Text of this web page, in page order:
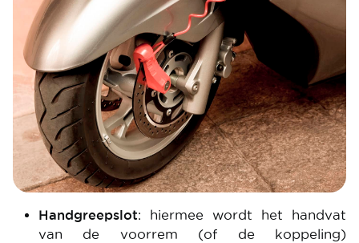
Handgreepslot: hiermee wordt het handvat
van de voorrem (of de koppeling)